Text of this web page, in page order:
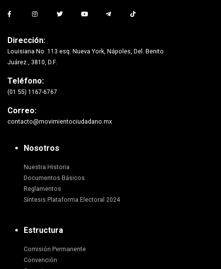
Dirección:
Louisiana No. 113 esq. Nueva York, Nápoles, Del. Benito
Juárez., 3810, D.F.
Teléfono:
(01 55) 1167-6767
Correo:
contacto@movimientociudadano.mx
Nosotros
Nuestra Historia
Documentos Básicos
Reglamentos
Síntesis Plataforma Electoral 2024
Estructura
Comisión Permanente
Convención